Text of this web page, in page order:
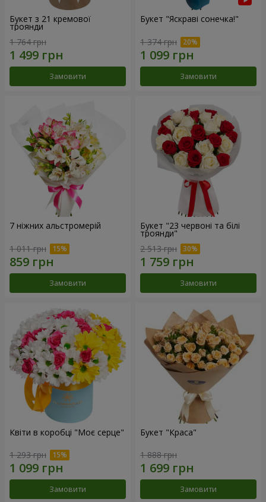
Букет з 21 кремової
троянди
1 764 грн
Замовити
Букет "Яскраві сонечка!"
1 374 грн
Замовити
7 ніжних альстромерій
1 011 грн
Замовити
Букет "23 червоні та білі
троянди"
2 513 грн
Замовити
Квіти в коробці "Моє серце"
1 293 грн
Замовити
Букет "Краса"
1 888 грн
Замовити